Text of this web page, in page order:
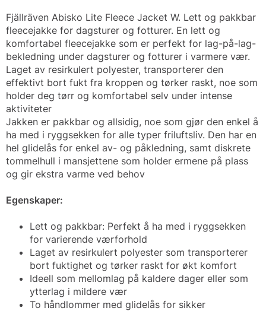
Fjällräven Abisko Lite Fleece Jacket W. Lett og pakkbar
fleecejakke for dagsturer og fotturer. En lett og
komfortabel fleecejakke som er perfekt for lag-på-lag-
bekledning under dagsturer og fotturer i varmere vær.
Laget av resirkulert polyester, transporterer den
effektivt bort fukt fra kroppen og tørker raskt, noe som
holder deg tørr og komfortabel selv under intense
aktiviteter
Jakken er pakkbar og allsidig, noe som gjør den enkel å
ha med i ryggsekken for alle typer friluftsliv. Den har en
hel glidelås for enkel av- og påkledning, samt diskrete
tommelhull i mansjettene som holder ermene på plass
og gir ekstra varme ved behov
Egenskaper:
Lett og pakkbar: Perfekt å ha med i ryggsekken
for varierende værforhold
Laget av resirkulert polyester som transporterer
bort fuktighet og tørker raskt for økt komfort
Ideell som mellomlag på kaldere dager eller som
ytterlag i mildere vær
To håndlommer med glidelås for sikker